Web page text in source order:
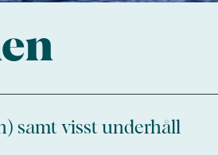
samt visst underhåll